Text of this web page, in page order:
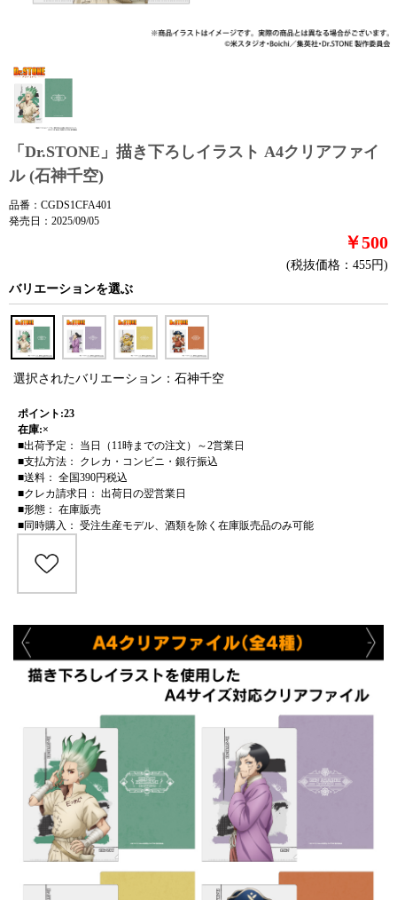
「Dr.STONE」描き下ろしイラスト A4クリアファイ
ル (石神千空)
品番：CGDS1CFA401
発売日：2025/09/05
￥500
(税抜価格：455円)
バリエーションを選ぶ
選択されたバリエーション：石神千空
ポイント:23
在庫:×
■出荷予定： 当日（11時までの注文）～2営業日
■支払方法： クレカ・コンビニ・銀行振込
■送料： 全国390円税込
■クレカ請求日： 出荷日の翌営業日
■形態： 在庫販売
■同時購入： 受注生産モデル、酒類を除く在庫販売品のみ可能